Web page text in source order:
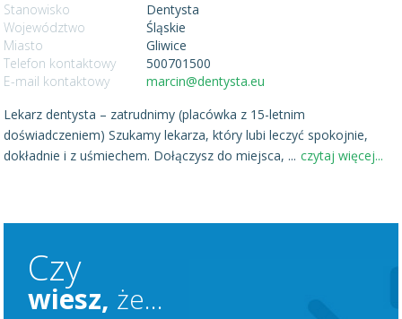
Stanowisko
Dentysta
Województwo
Śląskie
Miasto
Gliwice
Telefon kontaktowy
500701500
E-mail kontaktowy
marcin@dentysta.eu
Lekarz dentysta – zatrudnimy (placówka z 15-letnim
doświadczeniem) Szukamy lekarza, który lubi leczyć spokojnie,
dokładnie i z uśmiechem. Dołączysz do miejsca, ... czytaj więcej...
Czy
wiesz, że...